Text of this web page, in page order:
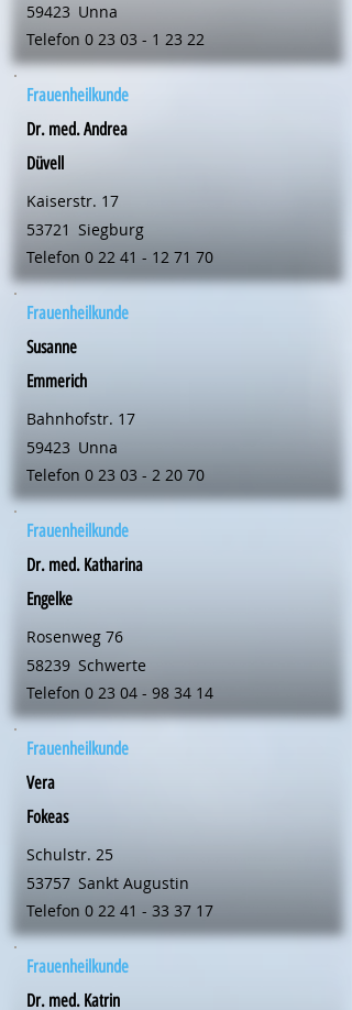
59423 Unna
Telefon 0 23 03 - 1 23 22
Frauenheilkunde
Dr. med. Andrea
Düvell
Kaiserstr. 17
53721 Siegburg
Telefon 0 22 41 - 12 71 70
Frauenheilkunde
Susanne
Emmerich
Bahnhofstr. 17
59423 Unna
Telefon 0 23 03 - 2 20 70
Frauenheilkunde
Dr. med. Katharina
Engelke
Rosenweg 76
58239 Schwerte
Telefon 0 23 04 - 98 34 14
Frauenheilkunde
Vera
Fokeas
Schulstr. 25
53757 Sankt Augustin
Telefon 0 22 41 - 33 37 17
Frauenheilkunde
Dr. med. Katrin